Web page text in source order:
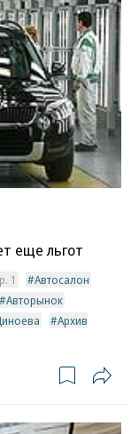
еще льгот
1
Автосалон
Авторынок
Архив